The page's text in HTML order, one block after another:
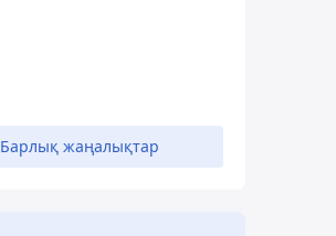
Барлық жаңалықтар